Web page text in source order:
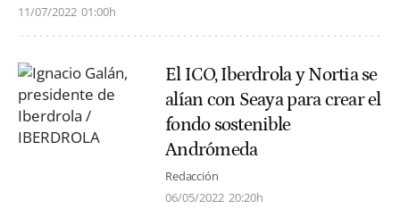
11/07/2022 01:00h
El ICO, Iberdrola y Nortia se
alían con Seaya para crear el
fondo sostenible
Andrómeda
Redacción
06/05/2022 20:20h